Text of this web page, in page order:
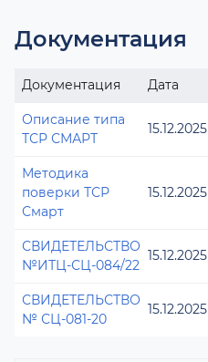
Документация
Документация Дата
Описание типа
ТСР СМАРТ
15.12.2025
Методика
поверки ТСР
Смарт
15.12.2025
СВИДЕТЕЛЬСТВО
№ИТЦ-СЦ-084/22
15.12.2025
СВИДЕТЕЛЬСТВО
№ СЦ-081-20
15.12.2025